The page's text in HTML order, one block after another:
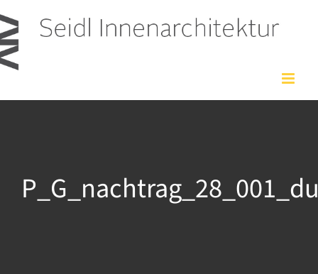
Inhalt
springen